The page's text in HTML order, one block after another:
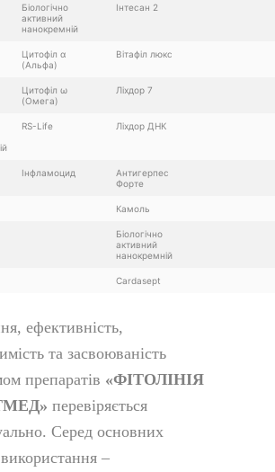
Біологічно
активний
нанокремній
Інтесан 2
Цитофіл α
(Альфа)
Вітафіл люкс
Цитофіл ω
(Омега)
Ліхдор 7
RS-Life Ліхдор ДНК
Інфламоцид
Антигерпес
Форте
Камоль
Біологічно
активний
нанокремній
Cardasept
ефективність,
та засвоюваність
препаратів «ФІТОЛІНІЯ
перевіряється
Серед основних
–